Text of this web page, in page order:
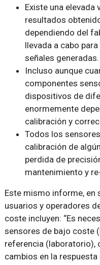
Existe una elevada
resultados
dependiendo del
llevada a cabo
señales generadas.
Incluso aunque
componentes
dispositivos de
enormemente
calibración y
Todos los
calibración de
perdida de
mantenimiento y
Este mismo informe, en
usuarios y operadores
coste incluyen: “Es
sensores de bajo coste
referencia (laboratorio),
cambios en la